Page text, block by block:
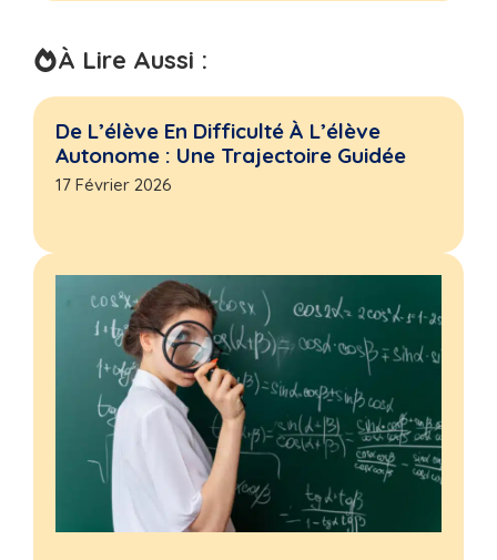
À Lire Aussi :
De L’élève En Difficulté À L’élève
Autonome : Une Trajectoire Guidée
17 Février 2026